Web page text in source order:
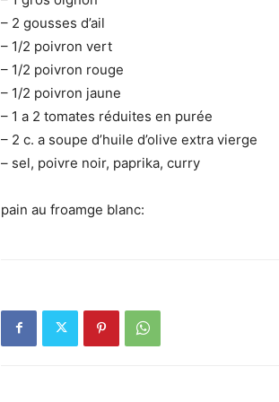
– 2 gousses d’ail
– 1/2 poivron vert
– 1/2 poivron rouge
– 1/2 poivron jaune
– 1 a 2 tomates réduites en purée
– 2 c. a soupe d’huile d’olive extra vierge
– sel, poivre noir, paprika, curry
pain au froamge blanc: